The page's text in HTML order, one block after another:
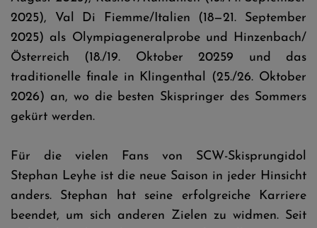
2025), Val Di Fiemme/Italien (18—21. September
2025) als Olympiageneralprobe und Hinzenbach/
Österreich (18./19. Oktober 20259 und das
traditionelle finale in Klingenthal (25./26. Oktober
2026) an, wo die besten Skispringer des Sommers
gekürt werden.
Für die vielen Fans von SCW-Skisprungidol
Stephan Leyhe ist die neue Saison in jeder Hinsicht
anders. Stephan hat seine erfolgreiche Karriere
beendet, um sich anderen Zielen zu widmen. Seit